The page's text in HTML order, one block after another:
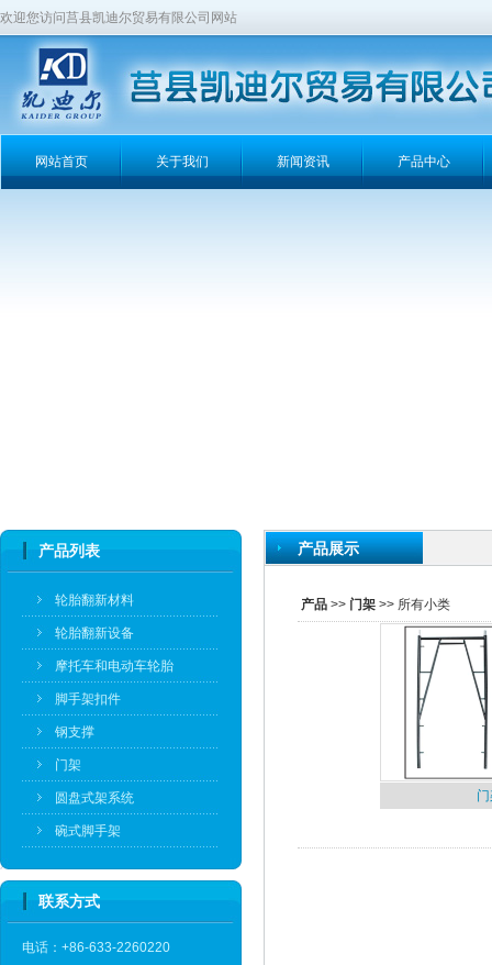
欢迎您访问莒县凯迪尔贸易有限公司网站
网站首页 关于我们 新闻资讯 产品中心
产品列表
轮胎翻新材料
轮胎翻新设备
摩托车和电动车轮胎
脚手架扣件
钢支撑
门架
圆盘式架系统
碗式脚手架
联系方式
电话：+86-633-2260220
产品展示
产品 >> 门架 >> 所有小类